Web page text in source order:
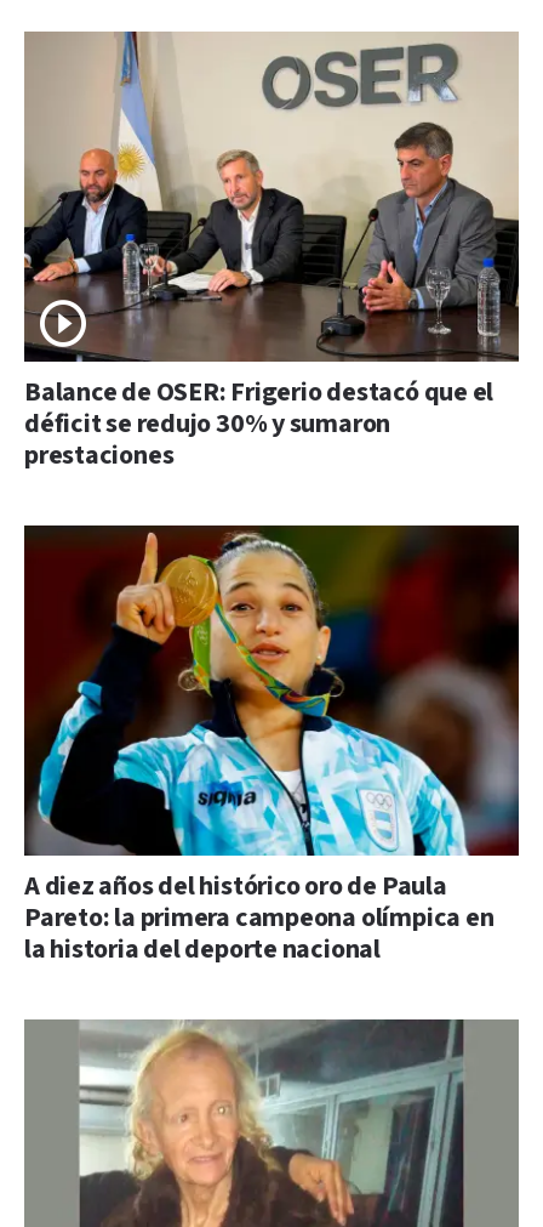
Balance de OSER: Frigerio destacó que el
déficit se redujo 30% y sumaron
prestaciones
A diez años del histórico oro de Paula
Pareto: la primera campeona olímpica en
la historia del deporte nacional